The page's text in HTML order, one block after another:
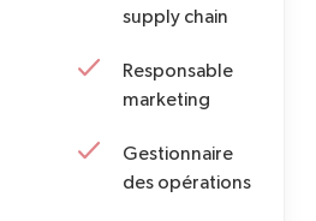
supply chain
Responsable
marketing
Gestionnaire
des opérations